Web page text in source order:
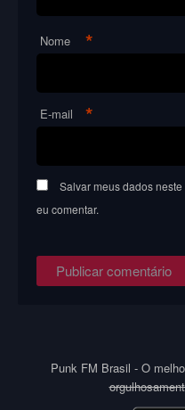
Nome *
E-mail *
Salvar meus dados
eu comentar.
Punk FM Brasil - O